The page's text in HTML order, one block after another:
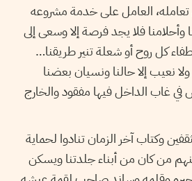
العامل على خدمة مشروعه
فلا يجد فرصة إلا وسعى إلى
كل روح أو شعلة تنير طريقنا…
نعيب إلا حالنا ونسيان بعضنا
في غاب الداخل فيها مفقود والخارج
وكتاب آخر الزمان تنادوا لحماية
من كان من أبناء جلدتنا ويسكن